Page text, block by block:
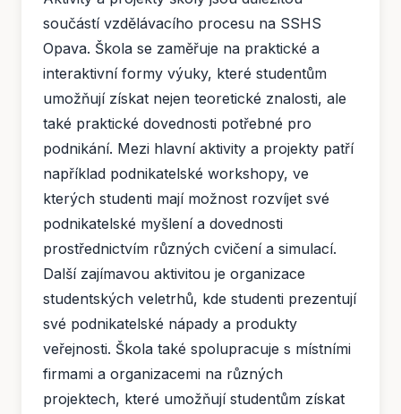
součástí vzdělávacího procesu na SSHS
Opava. Škola se zaměřuje na praktické a
interaktivní formy výuky, které studentům
umožňují získat nejen teoretické znalosti, ale
také praktické dovednosti potřebné pro
podnikání. Mezi hlavní aktivity a projekty patří
například podnikatelské workshopy, ve
kterých studenti mají možnost rozvíjet své
podnikatelské myšlení a dovednosti
prostřednictvím různých cvičení a simulací.
Další zajímavou aktivitou je organizace
studentských veletrhů, kde studenti prezentují
své podnikatelské nápady a produkty
veřejnosti. Škola také spolupracuje s místními
firmami a organizacemi na různých
projektech, které umožňují studentům získat